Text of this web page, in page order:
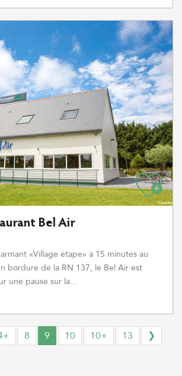
Bel Air
«Village étape» à 15 minutes au
bordure de la RN 137, le Bel Air est
une pause sur la...
8 9 10 10+ 13
❯